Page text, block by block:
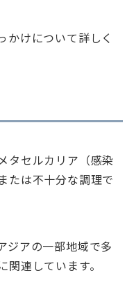
かけについて詳しく
タセルカリア（感染
たは不十分な調理で
ジアの一部地域で多
連しています。